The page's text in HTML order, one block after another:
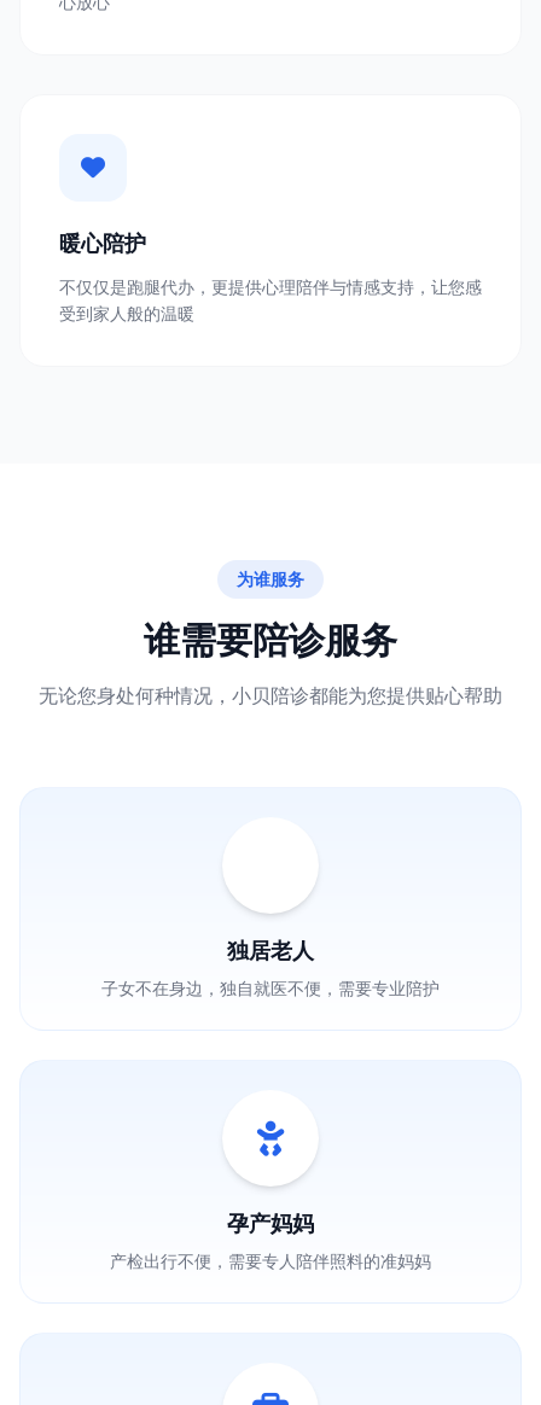
暖心陪护
不仅仅是跑腿代办，更提供心理陪伴与情感支持，让您感
受到家人般的温暖
为谁服务
谁需要陪诊服务
无论您身处何种情况，小贝陪诊都能为您提供贴心帮助
独居老人
子女不在身边，独自就医不便，需要专业陪护
孕产妈妈
产检出行不便，需要专人陪伴照料的准妈妈